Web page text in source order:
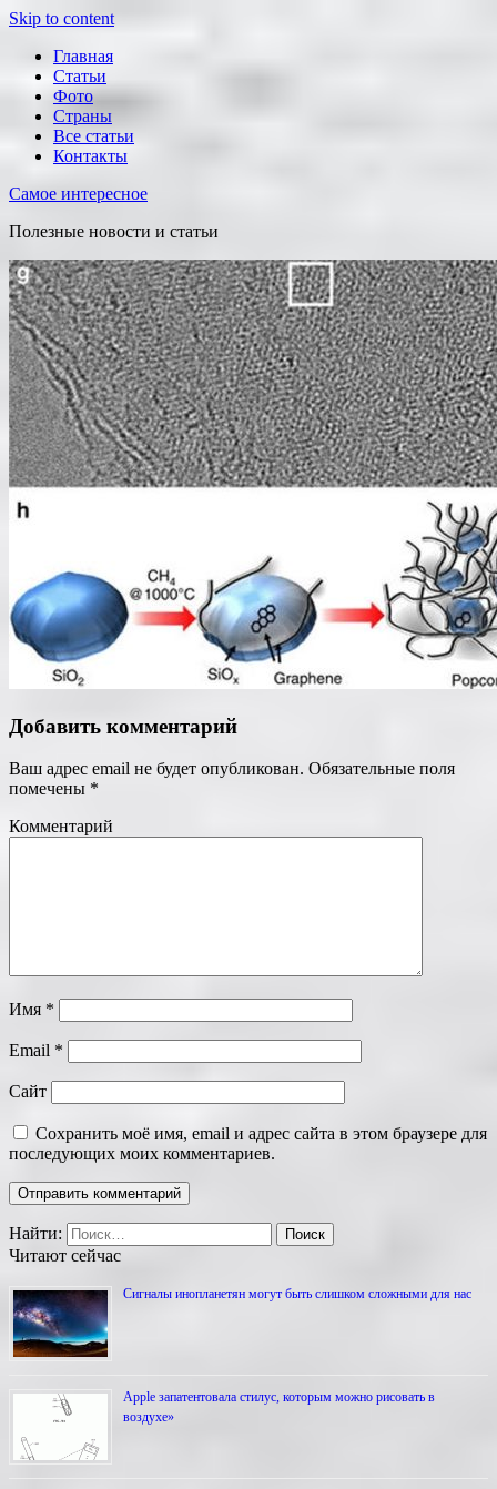
Skip to content
Главная
Статьи
Фото
Страны
Все статьи
Контакты
Самое интересное
Полезные новости и статьи
Добавить комментарий
Ваш адрес email не будет опубликован. Обязательные поля
помечены *
Комментарий
Имя *
Email *
Сайт
Сохранить моё имя, email и адрес сайта в этом браузере для
последующих моих комментариев.
Найти:
Читают сейчас
Сигналы инопланетян могут быть слишком сложными для нас
Apple запатентовала стилус, которым можно рисовать в
воздухе»